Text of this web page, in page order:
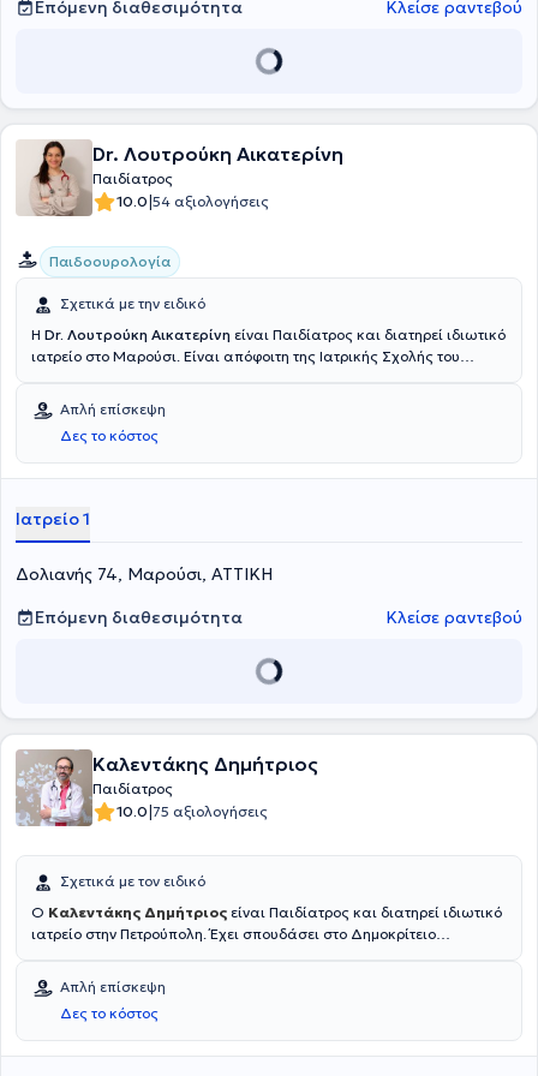
Επόμενη διαθεσιμότητα
Κλείσε ραντεβού
Dr. Λουτρούκη Αικατερίνη
Παιδίατρος
10.0|54 αξιολογήσεις
Παιδοουρολογία
Σχετικά με την ειδικό
Η Dr. Λουτρούκη Αικατερίνη είναι Παιδίατρος και διατηρεί ιδιωτικό
ιατρείο στο Μαρούσι. Είναι απόφοιτη της Ιατρικής Σχολής του
Βέρνης της Ελβετίας. Απέκτησε επαγγελματική εμπειρία,
δουλεύοντας σε Νοσοκομεία της Γερμανίας τα τελευταία 18 χρόνια.
Ειδικεύτηκε στην Παιδιατρική, αποκτώντας μεγάλη εμπειρία στη
νεογνολογία και στην υπερηχογραφία και εξειδικεύτηκε στην
στο Wiesbaden. Τέλος, η γιατρός έχει διατελέσει υπεύθυνη του
τμήματος Νεφρολογίας και Ουρολογίας Παίδων της DKD
Απλή επίσκεψη
Δες το κόστος
Ιατρείο 1
Δολιανής 74, Μαρούσι, ΑΤΤΙΚΗ
Επόμενη διαθεσιμότητα
Κλείσε ραντεβού
Καλεντάκης Δημήτριος
Παιδίατρος
10.0|75 αξιολογήσεις
Σχετικά με τον ειδικό
Ο Καλεντάκης Δημήτριος είναι Παιδίατρος και διατηρεί ιδιωτικό
ιατρείο στην Πετρούπολη. Έχει σπουδάσει στο Δημοκρίτειο
και πτυχίο Βιολογίας από το Πανεπιστήμιο Κρήτης. Έχει εργαστεί
ως Ειδικευόμενος Παιδίατρος στο Γενικό Νοσοκομείο Παίδων
Πεντέλης αποκτώντας πληθώρα εμπειρίας, καθώς και ως
Οικογενειακός Παιδίατρος στην Τοπική Μονάδα Υγείας
Απλή επίσκεψη
Δες το κόστος